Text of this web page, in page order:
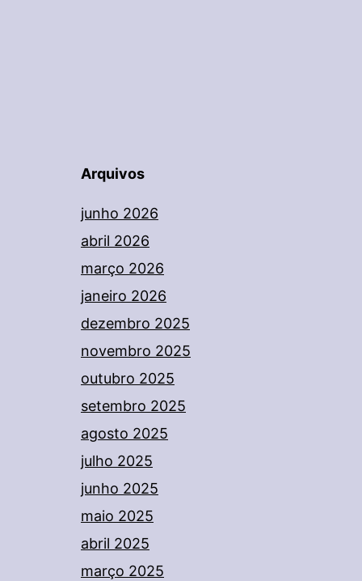
Arquivos
junho 2026
abril 2026
março 2026
janeiro 2026
dezembro 2025
novembro 2025
outubro 2025
setembro 2025
agosto 2025
julho 2025
junho 2025
maio 2025
abril 2025
março 2025